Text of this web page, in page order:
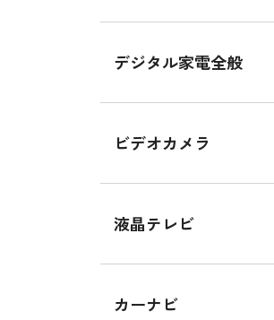
デジタル家電全般
ビデオカメラ
液晶テレビ
カーナビ